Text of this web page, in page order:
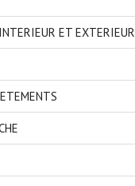
ET EXTERIEUR